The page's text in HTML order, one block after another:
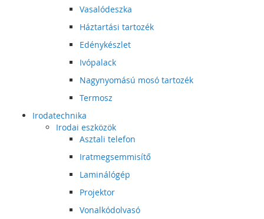
Vasalódeszka
Háztartási tartozék
Edénykészlet
Ivópalack
Nagynyomású mosó tartozék
Termosz
Irodatechnika
Irodai eszközök
Asztali telefon
Iratmegsemmisítő
Laminálógép
Projektor
Vonalkódolvasó